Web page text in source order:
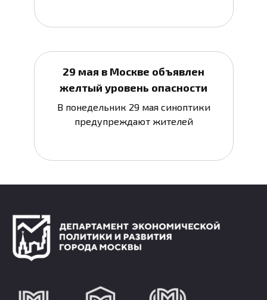
29 мая в Москве объявлен
желтый уровень опасности
В понедельник 29 мая синоптики
предупреждают жителей